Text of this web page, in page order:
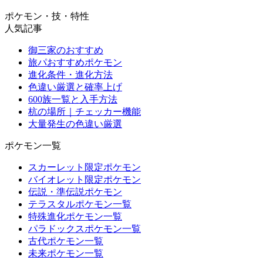
ポケモン・技・特性
人気記事
御三家のおすすめ
旅パおすすめポケモン
進化条件・進化方法
色違い厳選と確率上げ
600族一覧と入手方法
杭の場所｜チェッカー機能
大量発生の色違い厳選
ポケモン一覧
スカーレット限定ポケモン
バイオレット限定ポケモン
伝説・準伝説ポケモン
テラスタルポケモン一覧
特殊進化ポケモン一覧
パラドックスポケモン一覧
古代ポケモン一覧
未来ポケモン一覧